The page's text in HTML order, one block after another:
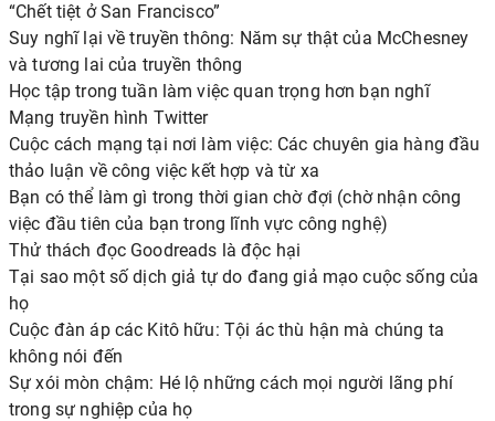
“Chết tiệt ở San Francisco”
Suy nghĩ lại về truyền thông: Năm sự thật của McChesney
và tương lai của truyền thông
Học tập trong tuần làm việc quan trọng hơn bạn nghĩ
Mạng truyền hình Twitter
Cuộc cách mạng tại nơi làm việc: Các chuyên gia hàng đầu
thảo luận về công việc kết hợp và từ xa
Bạn có thể làm gì trong thời gian chờ đợi (chờ nhận công
việc đầu tiên của bạn trong lĩnh vực công nghệ)
Thử thách đọc Goodreads là độc hại
Tại sao một số dịch giả tự do đang giả mạo cuộc sống của
họ
Cuộc đàn áp các Kitô hữu: Tội ác thù hận mà chúng ta
không nói đến
Sự xói mòn chậm: Hé lộ những cách mọi người lãng phí
trong sự nghiệp của họ